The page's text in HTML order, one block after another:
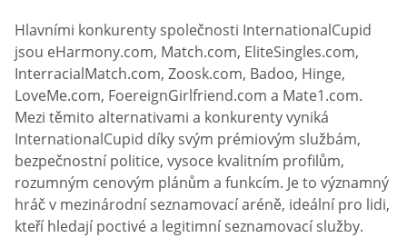
Hlavními konkurenty společnosti InternationalCupid
jsou eHarmony.com, Match.com, EliteSingles.com,
InterracialMatch.com, Zoosk.com, Badoo, Hinge,
LoveMe.com, FoereignGirlfriend.com a Mate1.com.
Mezi těmito alternativami a konkurenty vyniká
InternationalCupid díky svým prémiovým službám,
bezpečnostní politice, vysoce kvalitním profilům,
rozumným cenovým plánům a funkcím. Je to významný
hráč v mezinárodní seznamovací aréně, ideální pro lidi,
kteří hledají poctivé a legitimní seznamovací služby.